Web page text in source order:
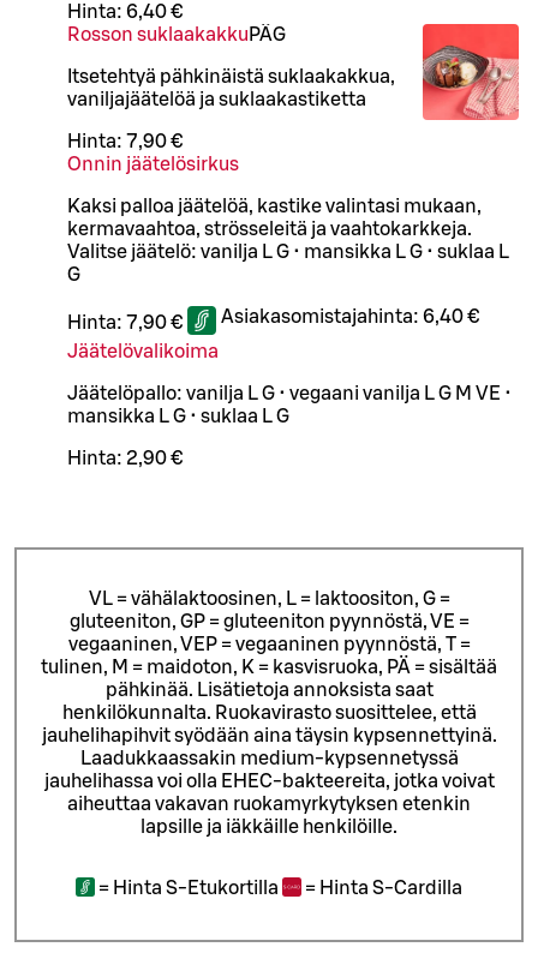
Hinta: 6,40 €
Rosson suklaakakku PÄG
Itsetehtyä pähkinäistä suklaakakkua,
vaniljajäätelöä ja suklaakastiketta
Hinta: 7,90 €
Onnin jäätelösirkus
Kaksi palloa jäätelöä, kastike valintasi mukaan,
kermavaahtoa, strösseleitä ja vaahtokarkkeja.
Valitse jäätelö: vanilja L G • mansikka L G • suklaa L
G
Hinta: 7,90 € Asiakasomistajahinta: 6,40 €
Jäätelövalikoima
Jäätelöpallo: vanilja L G • vegaani vanilja L G M VE •
mansikka L G • suklaa L G
Hinta: 2,90 €
VL = vähälaktoosinen, L = laktoositon, G =
gluteeniton, GP = gluteeniton pyynnöstä, VE =
vegaaninen, VEP = vegaaninen pyynnöstä, T =
tulinen, M = maidoton, K = kasvisruoka, PÄ = sisältää
pähkinää. Lisätietoja annoksista saat
henkilökunnalta. Ruokavirasto suosittelee, että
jauhelihapihvit syödään aina täysin kypsennettyinä.
Laadukkaassakin medium-kypsennetyssä
jauhelihassa voi olla EHEC-bakteereita, jotka voivat
aiheuttaa vakavan ruokamyrkytyksen etenkin
lapsille ja iäkkäille henkilöille.
= Hinta S-Etukortilla = Hinta S-Cardilla